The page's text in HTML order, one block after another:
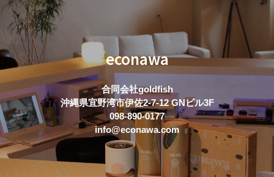
econawa
合同会社goldfish
沖縄県宜野湾市伊佐2-7-12 GNビル3F
098-890-0177
info@econawa.com